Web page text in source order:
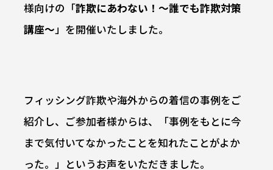
様向けの「詐欺にあわない！～誰でも詐欺対策
講座～」を開催いたしました。
フィッシング詐欺や海外からの着信の事例をご
紹介し、ご参加者様からは、「事例をもとに今
まで気付いてなかったことを知れたことがよか
った。」というお声をいただきました。